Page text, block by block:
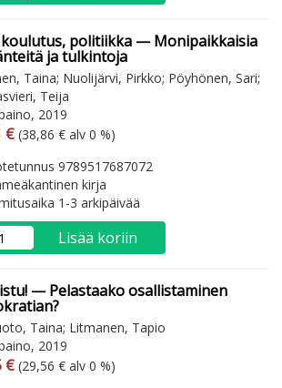
koulutus, politiikka — Monipaikkaisia
ja tulkintoja
Taina; Nuolijärvi, Pirkko; Pöyhönen, Sari;
Teija
2019
hinta
€ Arvonlisäveroton hinta
(38,86 € alv 0 %)
9789517687072
kirja
1-3 arkipäivää
Lisää koriin
— Pelastaako osallistaminen
Taina; Litmanen, Tapio
2019
hinta
€ Arvonlisäveroton hinta
(29,56 € alv 0 %)